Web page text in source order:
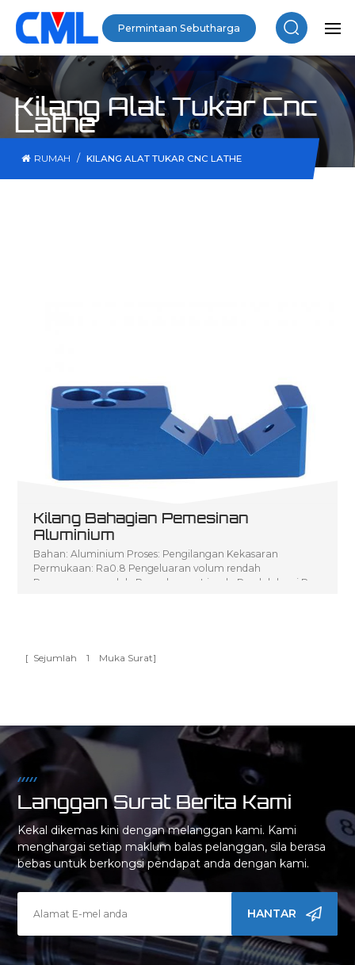
Permintaan Sebutharga
Kilang Alat Tukar Cnc
Lathe
RUMAH / KILANG ALAT TUKAR CNC LATHE
Kilang Bahagian Pemesinan
Aluminium
Bahan: Aluminium Proses: Pengilangan Kekasaran
Permukaan: Ra0.8 Pengeluaran volum rendah
Penerangan produk: Pengeluaran Isipadu Rendah bagi P
[ Sejumlah 1 Muka Surat]
Langgan Surat Berita Kami
Kekal dikemas kini dengan melanggan kami. Kami
menghargai setiap maklum balas pelanggan, sila berasa
bebas untuk berkongsi pendapat anda dengan kami.
HANTAR